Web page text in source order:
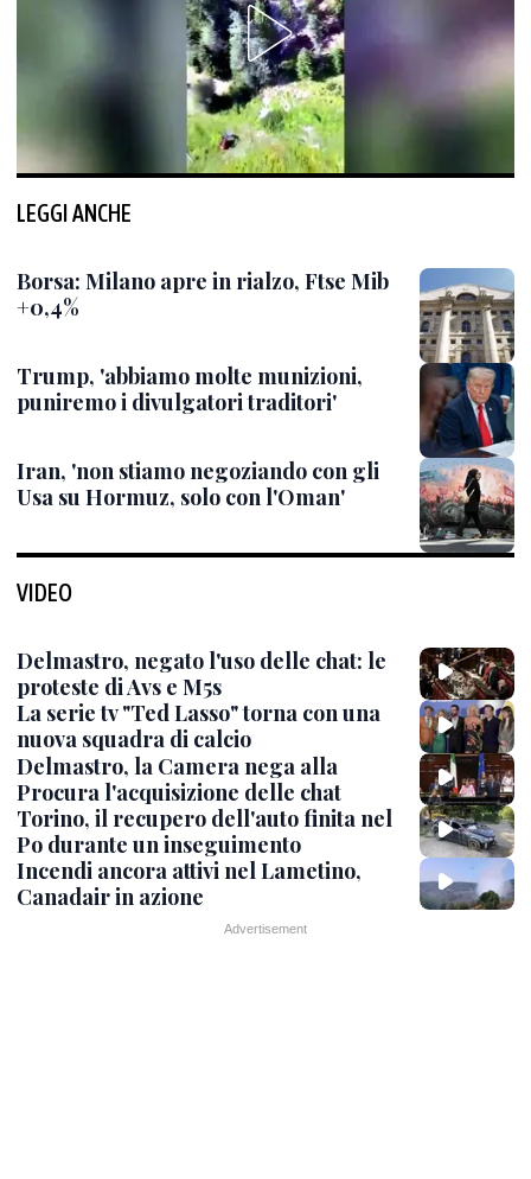
LEGGI ANCHE
Borsa: Milano apre in rialzo, Ftse Mib
+0,4%
Trump, 'abbiamo molte munizioni,
puniremo i divulgatori traditori'
Iran, 'non stiamo negoziando con gli
Usa su Hormuz, solo con l'Oman'
VIDEO
Delmastro, negato l'uso delle chat: le
proteste di Avs e M5s
La serie tv "Ted Lasso" torna con una
nuova squadra di calcio
Delmastro, la Camera nega alla
Procura l'acquisizione delle chat
Torino, il recupero dell'auto finita nel
Po durante un inseguimento
Incendi ancora attivi nel Lametino,
Canadair in azione